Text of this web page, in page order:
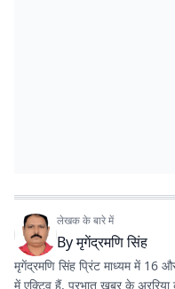
लेखक के बारे में
Byमृगेंद्रमणि सिंह
मृगेंद्रमणि सिंह प्रिंट माध्यम में 16
में एक्टिव हैं. प्रभात खबर के अररिया